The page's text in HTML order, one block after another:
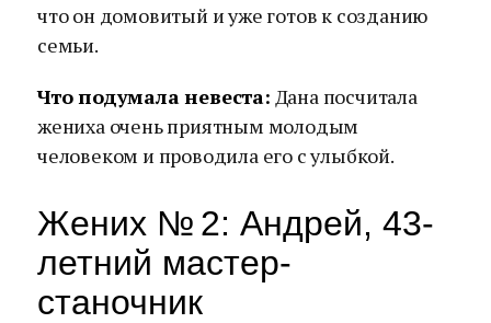
что он домовитый и уже готов к созданию
семьи.
Что подумала невеста: Дана посчитала
жениха очень приятным молодым
человеком и проводила его с улыбкой.
Жених № 2: Андрей, 43-
летний мастер-
станочник